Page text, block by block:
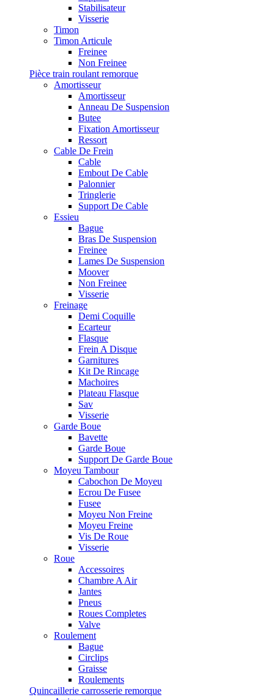
Stabilisateur
Visserie
Timon
Timon Articule
Freinee
Non Freinee
Pièce train roulant remorque
Amortisseur
Amortisseur
Anneau De Suspension
Butee
Fixation Amortisseur
Ressort
Cable De Frein
Cable
Embout De Cable
Palonnier
Tringlerie
Support De Cable
Essieu
Bague
Bras De Suspension
Freinee
Lames De Suspension
Moover
Non Freinee
Visserie
Freinage
Demi Coquille
Ecarteur
Flasque
Frein A Disque
Garnitures
Kit De Rincage
Machoires
Plateau Flasque
Sav
Visserie
Garde Boue
Bavette
Garde Boue
Support De Garde Boue
Moyeu Tambour
Cabochon De Moyeu
Ecrou De Fusee
Fusee
Moyeu Non Freine
Moyeu Freine
Vis De Roue
Visserie
Roue
Accessoires
Chambre A Air
Jantes
Pneus
Roues Completes
Valve
Roulement
Bague
Circlips
Graisse
Roulements
Quincaillerie carrosserie remorque